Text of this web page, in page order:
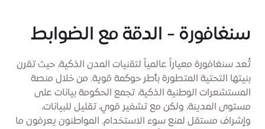
سنغافورة - الدقة مع الضوابط
تُعد سنغافورة معياراً عالمياً لتقنيات المدن الذكية، حيث تقرن
بنيتها التحتية المتطورة بأطر حوكمة قوية. من خلال منصة
المستشعرات الوطنية الذكية، تجمع الحكومة بيانات على
مستوى المدينة، ولكن مع تشفير قوي، تقليل للبيانات،
وإشراف مستقل لمنع سوء الاستخدام. المواطنون يعرفون ما